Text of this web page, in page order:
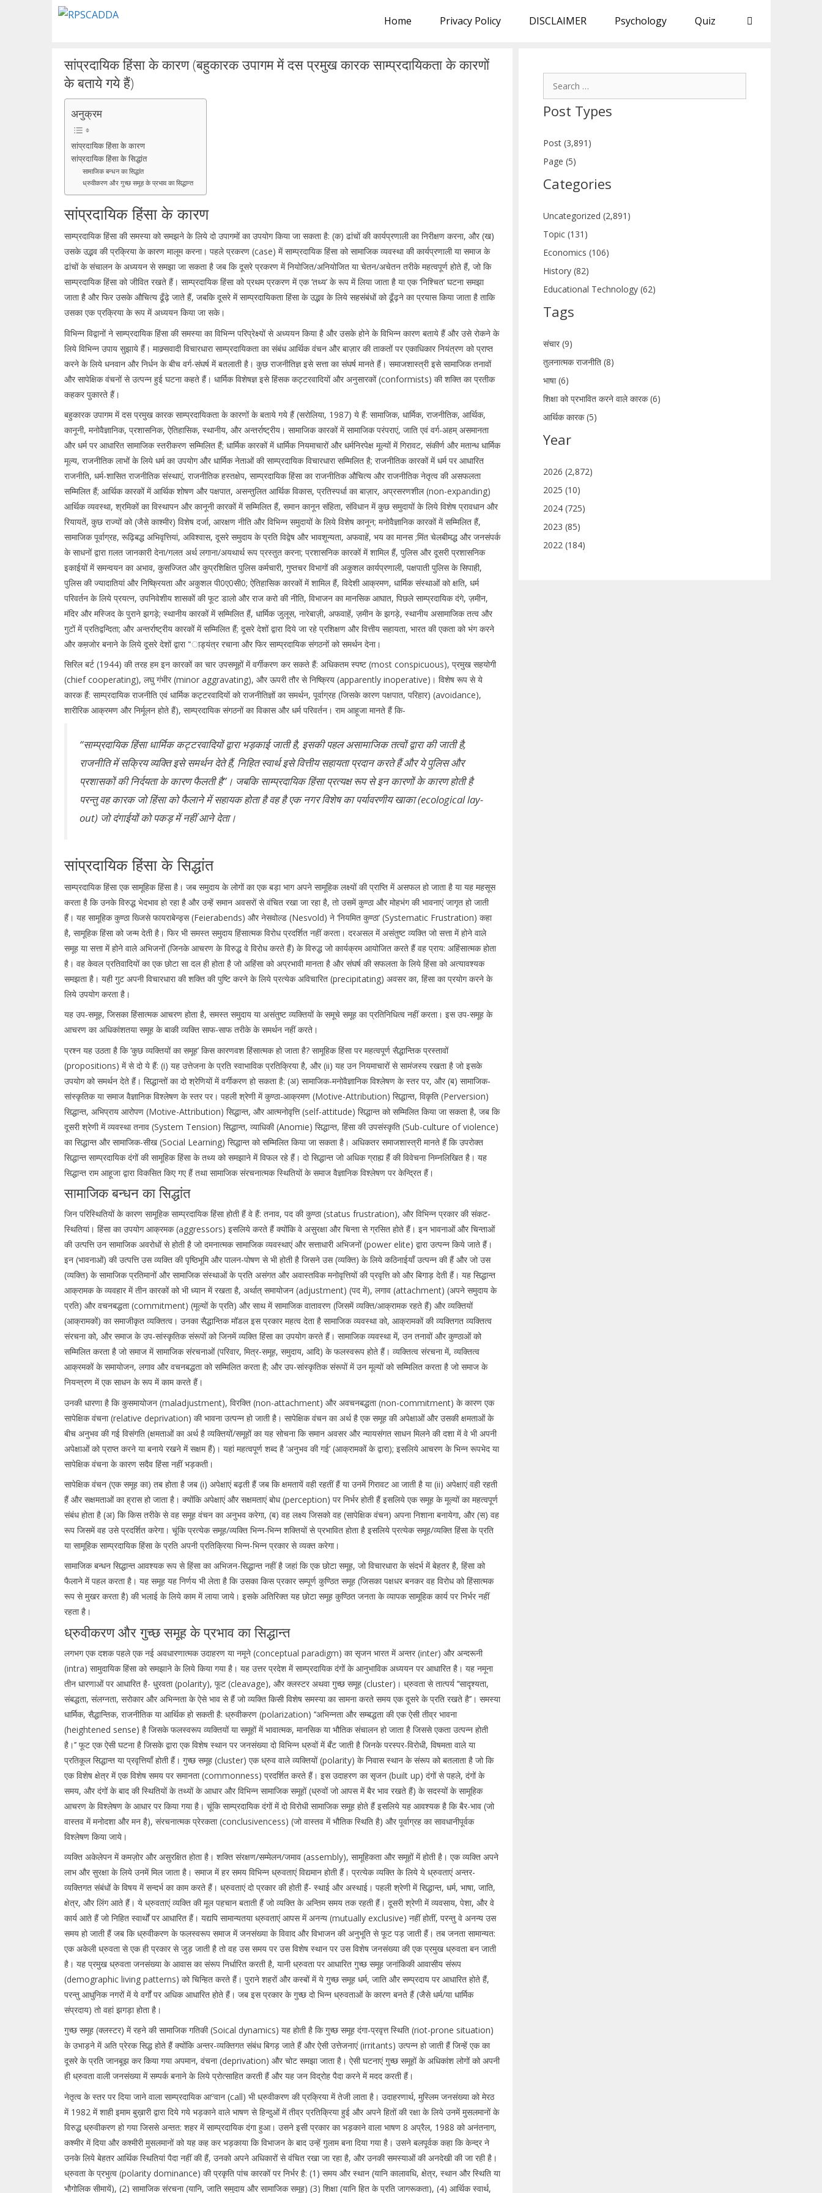
Home Privacy Policy DISCLAIMER Psychology Quiz
सांप्रदायिक हिंसा के कारण (बहुकारक उपागम में दस प्रमुख कारक साम्प्रदायिकता के कारणों
के बताये गये हैं)
अनुक्रम
सांप्रदायिक हिंसा के कारण
सांप्रदायिक हिंसा के सिद्धांत
सामाजिक बन्धन का सिद्धांत
ध्रुवीकरण और गुच्छ समूह के प्रभाव का सिद्धान्त
सांप्रदायिक हिंसा के कारण
साम्प्रदायिक हिंसा की समस्या को समझने के लिये दो उपागमों का उपयोग किया जा सकता है: (क) ढांचों की कार्यप्रणाली का निरीक्षण करना, और (ख)
उसके उद्भव की प्रक्रिया के कारण मालूम करना। पहले प्रकरण (case) में साम्प्रदायिक हिंसा को सामाजिक व्यवस्था की कार्यप्रणाली या समाज के
ढांचों के संचालन के अध्ययन से समझा जा सकता है जब कि दूसरे प्रकरण में नियोजित/अनियोजित या चेतन/अचेतन तरीके महत्वपूर्ण होते हैं, जो कि
साम्प्रदायिक हिंसा को जीवित रखते हैं। साम्प्रदायिक हिंसा को प्रथम प्रकरण में एक ‘तथ्य’ के रूप में लिया जाता है या एक ‘निश्चित’ घटना समझा
जाता है और फिर उसके औचित्य ढूँढ़े जाते हैं, जबकि दूसरे में साम्प्रदायिकता हिंसा के उद्भव के लिये सहसंबंधों को ढूँढ़ने का प्रयास किया जाता है ताकि
उसका एक प्रक्रिया के रूप में अध्ययन किया जा सके।
विभिन्न विद्वानों ने साम्प्रदायिक हिंसा की समस्या का विभिन्न परिप्रेक्ष्यों से अध्ययन किया है और उसके होने के विभिन्न कारण बताये हैं और उसे रोकने के
लिये विभिन्न उपाय सुझाये हैं। माक्र्सवादी विचारधारा साम्प्रदायिकता का संबंध आर्थिक वंचन और बाज़ार की ताकतों पर एकाधिकार नियंत्रण को प्राप्त
करने के लिये धनवान और निर्धन के बीच वर्ग-संघर्ष में बतलाती है। कुछ राजनीतिज्ञ इसे सत्ता का संघर्ष मानते हैं। समाजशास्त्री इसे सामाजिक तनावों
और सापेक्षिक वंचनों से उत्पन्न हुई घटना कहते हैं। धार्मिक विशेषज्ञ इसे हिंसक कट्टरवादियों और अनुसारकों (conformists) की शक्ति का प्रतीक
कहकर पुकारते हैं।
बहुकारक उपागम में दस प्रमुख कारक साम्प्रदायिकता के कारणों के बताये गये हैं (सरोलिया, 1987) ये हैं: सामाजिक, धार्मिक, राजनीतिक, आर्थिक,
कानूनी, मनोवैज्ञानिक, प्रशासनिक, ऐतिहासिक, स्थानीय, और अन्तर्राष्ट्रीय। सामाजिक कारकों में सामाजिक परंपराएं, जाति एवं वर्ग-अहम् असमानता
और धर्म पर आधारित सामाजिक स्तरीकरण सम्मिलित हैं; धार्मिक कारकों में धार्मिक नियमाचारों और धर्मनिरपेक्ष मूल्यों में गिरावट, संकीर्ण और मतान्ध धार्मिक
मूल्य, राजनीतिक लाभों के लिये धर्म का उपयोग और धार्मिक नेताओं की साम्प्रदायिक विचारधारा सम्मिलित है; राजनीतिक कारकों में धर्म पर आधारित
राजनीति, धर्म-शासित राजनीतिक संस्थाएं, राजनीतिक हस्तक्षेप, साम्प्रदायिक हिंसा का राजनीतिक औचित्य और राजनीतिक नेतृत्व की असफलता
सम्मिलित हैं; आर्थिक कारकों में आर्थिक शोषण और पक्षपात, असन्तुलित आर्थिक विकास, प्रतिस्पर्धा का बाज़ार, अप्रसरणशील (non-expanding)
आर्थिक व्यवस्था, श्रमिकों का विस्थापन और कानूनी कारकों में सम्मिलित हैं, समान कानून संहिता, संविधान में कुछ समुदायों के लिये विशेष प्रावधान और
रियायतें, कुछ राज्यों को (जैसे काश्मीर) विशेष दर्जा, आरक्षण नीति और विभिन्न समुदायों के लिये विशेष कानून; मनोवैज्ञानिक कारकों में सम्मिलित हैं,
सामाजिक पूर्वाग्रह, रूढ़िबद्ध अभिवृत्तियां, अविश्वास, दूसरे समुदाय के प्रति विद्वेष और भावशून्यता, अफवाहें, भय का मानस ;मिंत चेलबीमद्ध और जनसंपर्क
के साधनों द्वारा ग़लत जानकारी देना/गलत अर्थ लगाना/अयथार्थ रूप प्रस्तुत करना; प्रशासनिक कारकों में शामिल हैं, पुलिस और दूसरी प्रशासनिक
इकाईयों में समन्वयन का अभाव, कुसज्जित और कुप्रशिक्षित पुलिस कर्मचारी, गुप्तचर विभागों की अकुशल कार्यप्रणाली, पक्षपाती पुलिस के सिपाही,
पुलिस की ज्यादातियां और निष्क्रियता और अकुशल पी0ए0सी0; ऐतिहासिक कारकों में शामिल हैं, विदेशी आक्रमण, धार्मिक संस्थाओं को क्षति, धर्म
परिवर्तन के लिये प्रयत्न, उपनिवेशीय शासकों की फूट डालो और राज करो की नीति, विभाजन का मानसिक आघात, पिछले साम्प्रदायिक दंगे, ज़मीन,
मंदिर और मस्जिद के पुराने झगड़े; स्थानीय कारकों में सम्मिलित हैं, धार्मिक जुलूस, नारेबाज़ी, अफवाहें, ज़मीन के झगड़े, स्थानीय असामाजिक तत्व और
गुटों में प्रतिद्वन्दिता; और अन्तर्राष्ट्रीय कारकों में सम्मिलित हैं; दूसरे देशों द्वारा दिये जा रहे प्रशिक्षण और वित्तीय सहायता, भारत की एकता को भंग करने
और कम़जोर बनाने के लिये दूसरे देशों द्वारा “ाड्यंत्र रचाना और फिर साम्प्रदायिक संगठनों को समर्थन देना।
सिरिल बर्ट (1944) की तरह हम इन कारकों का चार उपसमूहों में वर्गीकरण कर सकते हैं: अधिकतम स्पष्ट (most conspicuous), प्रमुख सहयोगी
(chief cooperating), लघु गंभीर (minor aggravating), और ऊपरी तौर से निष्क्रिय (apparently inoperative)। विशेष रूप से ये
कारक हैं: साम्प्रदायिक राजनीति एवं धार्मिक कट्टरवादियों को राजनीतिज्ञों का समर्थन, पूर्वाग्रह (जिसके कारण पक्षपात, परिहार) (avoidance),
शारीरिक आक्रमण और निर्मूलन होते हैं), साम्प्रदायिक संगठनों का विकास और धर्म परिवर्तन। राम आहूजा मानते हैं कि-
‘‘साम्प्रदायिक हिंसा धार्मिक कट्टरवादियों द्वारा भड़काई जाती है, इसकी पहल असामाजिक तत्वों द्वारा की जाती है,
राजनीति में सक्रिय व्यक्ति इसे समर्थन देते हैं, निहित स्वार्थ इसे वित्तीय सहायता प्रदान करते हैं और ये पुलिस और
प्रशासकों की निर्दयता के कारण फैलती है’’। जबकि साम्प्रदायिक हिंसा प्रत्यक्ष रूप से इन कारणों के कारण होती है
परन्तु वह कारक जो हिंसा को फैलाने में सहायक होता है वह है एक नगर विशेष का पर्यावरणीय खाका (ecological lay-
out) जो दंगाईयों को पकड़ में नहीं आने देता।
सांप्रदायिक हिंसा के सिद्धांत
साम्प्रदायिक हिंसा एक सामूहिक हिंसा है। जब समुदाय के लोगों का एक बड़ा भाग अपने सामूहिक लक्ष्यों की प्राप्ति में असफल हो जाता है या यह महसूस
करता है कि उनके विरुद्ध भेदभाव हो रहा है और उन्हें समान अवसरों से वंचित रखा जा रहा है, तो उसमें कुण्ठा और मोहभंग की भावनाएं जागृत हो जाती
हैं। यह सामूहिक कुण्ठा ख्जिसे फायराबेन्ड्स (Feierabends) और नेसवोल्ड (Nesvold) ने ‘नियमित कुण्ठा’ (Systematic Frustration) कहा
है, सामूहिक हिंसा को जन्म देती है। फिर भी समस्त समुदाय हिंसात्मक विरोध प्रदर्शित नहीं करता। दरअसल में असंतुष्ट व्यक्ति जो सत्ता में होने वाले
समूह या सत्ता में होने वाले अभिजनों (जिनके आचरण के विरुद्ध वे विरोध करते हैं) के विरुद्ध जो कार्यक्रम आयोजित करते हैं वह प्राय: अहिंसात्मक होता
है। वह केवल प्रतिवादियों का एक छोटा सा दल ही होता है जो अहिंसा को अप्रभावी मानता है और संघर्ष की सफलता के लिये हिंसा को अत्यावश्यक
समझता है। यही गुट अपनी विचारधारा की शक्ति की पुष्टि करने के लिये प्रत्येक अविचारित (precipitating) अवसर का, हिंसा का प्रयोग करने के
लिये उपयोग करता है।
यह उप-समूह, जिसका हिंसात्मक आचरण होता है, समस्त समुदाय या असंतुष्ट व्यक्तियों के समूचे समूह का प्रतिनिधित्व नहीं करता। इस उप-समूह के
आचरण का अधिकांशतया समूह के बाकी व्यक्ति साफ-साफ तरीके के समर्थन नहीं करते।
प्रश्न यह उठता है कि ‘कुछ व्यक्तियों का समूह’ किस कारणवश हिंसात्मक हो जाता है? सामूहिक हिंसा पर महत्वपूर्ण सैद्धान्तिक प्रस्तावों
(propositions) में से दो ये हैं: (i) यह उत्तेजना के प्रति स्वाभाविक प्रतिक्रिया है, और (ii) यह उन नियमाचारों से सामंजस्य रखता है जो इसके
उपयोग को समर्थन देते हैं। सिद्धान्तों का दो श्रेणियों में वर्गीकरण हो सकता है: (अ) सामाजिक-मनोवैज्ञानिक विश्लेषण के स्तर पर, और (ब) सामाजिक-
सांस्कृतिक या समाज वैज्ञानिक विश्लेषण के स्तर पर। पहली श्रेणी में कुण्ठा-आक्रमण (Motive-Attribution) सिद्धान्त, विकृति (Perversion)
सिद्धान्त, अभिप्राय आरोपण (Motive-Attribution) सिद्धान्त, और आत्मनोवृत्ति (self-attitude) सिद्धान्त को सम्मिलित किया जा सकता है, जब कि
दूसरी श्रेणी में व्यवस्था तनाव (System Tension) सिद्धान्त, व्याधिकी (Anomie) सिद्धान्त, हिंसा की उपसंस्कृति (Sub-culture of violence)
का सिद्धान्त और सामाजिक-सीख (Social Learning) सिद्धान्त को सम्मिलित किया जा सकता है। अधिकतर समाजशास्त्री मानते हैं कि उपरोक्त
सिद्धान्त साम्प्रदायिक दंगों की सामूहिक हिंसा के तथ्य को समझाने में विफल रहे हैं। दो सिद्धान्त जो अधिक ग्राह्य हैं की विवेचना निम्नलिखित है। यह
सिद्धान्त राम आहूजा द्वारा विकसित किए गए हैं तथा सामाजिक संरचनात्मक स्थितियों के समाज वैज्ञानिक विश्लेषण पर केन्द्रित हैं।
सामाजिक बन्धन का सिद्धांत
जिन परिस्थितियों के कारण सामूहिक साम्प्रदायिक हिंसा होती हैं वे हैं: तनाव, पद की कुण्ठा (status frustration), और विभिन्न प्रकार की संकट-
स्थितियां। हिंसा का उपयोग आक्रमक (aggressors) इसलिये करते हैं क्योंकि वे असुरक्षा और चिन्ता से ग्रसित होते हैं। इन भावनाओं और चिन्ताओं
की उत्पत्ति उन सामाजिक अवरोधों से होती है जो दमनात्मक सामाजिक व्यवस्थाएं और सत्ताधारी अभिजनों (power elite) द्वारा उत्पन्न किये जाते हैं।
इन (भावनाओं) की उत्पत्ति उस व्यक्ति की पृष्ठिभूमि और पालन-पोषण से भी होती है जिसने उस (व्यक्ति) के लिये कठिनाईयाँ उत्पन्न की हैं और जो उस
(व्यक्ति) के सामाजिक प्रतिमानों और सामाजिक संस्थाओं के प्रति असंगत और अवास्तविक मनोवृत्तियों की प्रवृत्ति को और बिगाड़ देती हैं। यह सिद्धान्त
आक्रामक के व्यवहार में तीन कारकों को भी ध्यान में रखता है, अर्थात् समायोजन (adjustment) (पद में), लगाव (attachment) (अपने समुदाय के
प्रति) और वचनबद्धता (commitment) (मूल्यों के प्रति) और साथ में सामाजिक वातावरण (जिसमें व्यक्ति/आक्रामक रहते हैं) और व्यक्तियों
(आक्रामकों) का समाजीकृत व्यक्तित्व। उनका सैद्धान्तिक मॉडल इस प्रकार महत्व देता है सामाजिक व्यवस्था को, आक्रामकों की व्यक्तिगत व्यक्तित्व
संरचना को, और समाज के उप-सांस्कृतिक संरूपों को जिनमें व्यक्ति हिंसा का उपयोग करते हैं। सामाजिक व्यवस्था में, उन तनावों और कुण्ठाओं को
सम्मिलित करता है जो समाज में सामाजिक संरचनाओं (परिवार, मित्र-समूह, समुदाय, आदि) के फलस्वरूप होते हैं। व्यक्तित्व संरचना में, व्यक्तित्व
आक्रमकों के समायोजन, लगाव और वचनबद्धता को सम्मिलित करता है; और उप-सांस्कृतिक संरूपों में उन मूल्यों को सम्मिलित करता है जो समाज के
नियन्त्रण में एक साधन के रूप में काम करते हैं।
उनकी धारणा है कि कुसमायोजन (maladjustment), विरक्ति (non-attachment) और अवचनबद्धता (non-commitment) के कारण एक
सापेक्षिक वंचना (relative deprivation) की भावना उत्पन्न हो जाती है। सापेक्षिक वंचन का अर्थ है एक समूह की अपेक्षाओं और उसकी क्षमताओं के
बीच अनुभव की गई विसंगति (क्षमताओं का अर्थ है व्यक्तियों/समूहों का यह सोचना कि समान अवसर और न्यायसंगत साधन मिलने की दशा में वे भी अपनी
अपेक्षाओं को प्राप्त करने या बनाये रखने में सक्षम हैं)। यहां महत्वपूर्ण शब्द है ‘अनुभव की गई’ (आक्रामकों के द्वारा); इसलिये आचरण के भिन्न रूपभेद या
सापेक्षिक वंचना के कारण सदैव हिंसा नहीं भड़कती।
सापेक्षिक वंचन (एक समूह का) तब होता है जब (i) अपेक्षाएं बढ़ती हैं जब कि क्षमतायें वही रहतीं हैं या उनमें गिरावट आ जाती है या (ii) अपेक्षाएं वही रहती
हैं और सक्षमताओं का ह्रास हो जाता है। क्योंकि अपेक्षाएं और सक्षमताएं बोध (perception) पर निर्भर होती हैं इसलिये एक समूह के मूल्यों का महत्वपूर्ण
संबंध होता है (अ) कि किस तरीके से वह समूह वंचन का अनुभव करेगा, (ब) वह लक्ष्य जिसको वह (सापेक्षिक वंचन) अपना निशाना बनायेगा, और (स) वह
रूप जिसमें वह उसे प्रदर्शित करेगा। चूंकि प्रत्येक समूह/व्यक्ति भिन्न-भिन्न शक्तियों से प्रभावित होता है इसलिये प्रत्येक समूह/व्यक्ति हिंसा के प्रति
या सामूहिक साम्प्रदायिक हिंसा के प्रति अपनी प्रतिक्रिया भिन्न-भिन्न प्रकार से व्यक्त करेगा।
सामाजिक बन्धन सिद्धान्त आवश्यक रूप से हिंसा का अभिजन-सिद्धान्त नहीं है जहां कि एक छोटा समूह, जो विचारधारा के संदर्भ में बेहतर है, हिंसा को
फैलाने में पहल करता है। यह समूह यह निर्णय भी लेता है कि उसका किस प्रकार सम्पूर्ण कुण्ठित समूह (जिसका पक्षधर बनकर वह विरोध को हिंसात्मक
रूप से मुखर करता है) की भलाई के लिये काम में लाया जाये। इसके अतिरिक्त यह छोटा समूह कुण्ठित जनता के व्यापक सामूहिक कार्य पर निर्भर नहीं
रहता है।
ध्रुवीकरण और गुच्छ समूह के प्रभाव का सिद्धान्त
लगभग एक दशक पहले एक नई अवधारणात्मक उदाहरण या नमूने (conceptual paradigm) का सृजन भारत में अन्तर (inter) और अन्दरूनी
(intra) सामुदायिक हिंसा को समझाने के लिये किया गया है। यह उत्तर प्रदेश में साम्प्रदायिक दंगों के आनुभाविक अध्ययन पर आधारित है। यह नमूना
तीन धारणाओं पर आधारित है- धु्रवता (polarity), फूट (cleavage), और क्लस्टर अथवा गुच्छ समूह (cluster)। ध्रुवता से तात्पर्य ‘‘सादृश्यता,
संबद्धता, संलग्नता, सरोकार और अभिन्नता के ऐसे भाव से हैं जो व्यक्ति किसी विशेष समस्या का सामना करते समय एक दूसरे के प्रति रखते है’’। समस्या
धार्मिक, सैद्धान्तिक, राजनीतिक या आर्थिक हो सकती है: ध्रुवीकरण (polarization) ‘‘अभिन्नता और सम्बद्धता की एक ऐसी तीव्र भावना
(heightened sense) है जिसके फलस्वरूप व्यक्तियों या समूहों में भावात्मक, मानसिक या भौतिक संचालन हो जाता है जिससे एकता उत्पन्न होती
है।’’ फूट एक ऐसी घटना है जिसके द्वारा एक विशेष स्थान पर जनसंख्या दो विभिन्न ध्रुवों में बँट जाती है जिनके परस्पर-विरोधी, विषमता वाले या
प्रतिकूल सिद्धान्त या प्रवृत्तियाँ होती हैं। गुच्छ समूह (cluster) एक ध्रुव वाले व्यक्तियों (polarity) के निवास स्थान के संरूप को बतलाता है जो कि
एक विशेष क्षेत्र में एक विशेष समय पर समानता (commonness) प्रदर्शित करते हैं। इस उदाहरण का सृजन (built up) दंगों से पहले, दंगों के
समय, और दंगों के बाद की स्थितियों के तथ्यों के आधार और विभिन्न सामाजिक समूहों (ध्रुवों जो आपस में बैर भाव रखते हैं) के सदस्यों के सामूहिक
आचरण के विश्लेषण के आधार पर किया गया है। चूंकि साम्प्रदायिक दंगों में दो विरोधी सामाजिक समूह होते हैं इसलिये यह आवश्यक है कि बैर-भाव (जो
वास्तव में मनोदशा और मन है), संरचनात्मक प्रेरकता (conclusivencess) (जो वास्तव में भौतिक स्थिति है) और पूर्वाग्रह का सावधानीपूर्वक
विश्लेषण किया जाये।
व्यक्ति अकेलेपन में कमज़ोर और असुरक्षित होता है। शक्ति संरक्षण/सम्मेलन/जमाव (assembly), सामूहिकता और समूहों में होती है। एक व्यक्ति अपने
लाभ और सुरक्षा के लिये उनमें मिल जाता है। समाज में हर समय विभिन्न ध्रुवताएं विद्यमान होती हैं। प्रत्येक व्यक्ति के लिये ये ध्रुवताएं अन्तर-
व्यक्तिगत संबंधों के विषय में सन्दर्भ का काम करते हैं। ध्रुवताएं दो प्रकार की होती हैं- स्थाई और अस्थाई। पहली श्रेणी में सिद्धान्त, धर्म, भाषा, जाति,
क्षेत्र, और लिंग आते हैं। ये ध्रुवताएं व्यक्ति की मूल पहचान बताती हैं जो व्यक्ति के अन्तिम समय तक रहती हैं। दूसरी श्रेणी में व्यवसाय, पेशा, और वे
कार्य आते हैं जो निहित स्वार्थों पर आधारित हैं। यद्यपि सामान्यतया ध्रुवताएं आपस में अनन्य (mutually exclusive) नहीं होतीं, परन्तु वे अनन्य उस
समय हो जाती हैं जब कि ध्रुवीकरण के फलस्वरूप समाज में जनसंख्या के विवाद और विभाजन की अनुभूति से फूट पड़ जाती हैं। तब जनता सामान्यत:
एक अकेली ध्रुवता से एक ही प्रकार से जुड़ जाती है तो वह उस समय पर उस विशेष स्थान पर उस विशेष जनसंख्या की एक प्रमुख ध्रुवता बन जाती
है। यह प्रमुख ध्रुवता जनसंख्या के आवास का संरूप निर्धारित करती है, यानी ध्रुवता पर आधारित गुच्छ समूह जनांकिकी आवासीय संरूप
(demographic living patterns) को चिन्हित करते हैं। पुराने शहरों और कस्बों में ये गुच्छ समूह धर्म, जाति और सम्प्रदाय पर आधारित होते हैं,
परन्तु आधुनिक नगरों में ये वर्गों पर अधिक आधारित होते हैं। जब इस प्रकार के गुच्छ दो भिन्न ध्रुवताओं के कारण बनते हैं (जैसे धर्म/या धार्मिक
संप्रदाय) तो वहां झगड़ा होता है।
गुच्छ समूह (क्लस्टर) में रहने की सामाजिक गतिकी (Soical dynamics) यह होती है कि गुच्छ समूह दंगा-प्रवृत्त स्थिति (riot-prone situation)
के उभाड़ने में अति प्रेरक सिद्ध होते हैं क्योंकि अन्तर-व्यक्तिगत संबंध बिगड़ जाते हैं और ऐसी उत्तेजनाएं (irritants) उत्पन्न हो जाती हैं जिन्हें एक का
दूसरे के प्रति जानबूझ कर किया गया अपमान, वंचना (deprivation) और चोट समझा जाता है। ऐसी घटनाएं गुच्छ समूहों के अधिकांश लोगों को अपनी
ही ध्रुवता वाली जनसंख्या में सम्पर्क बनाने के लिये प्रोत्साहित करती हैं और यह जन विद्रोह पैदा करने में मदद करती हैं।
नेतृत्व के स्तर पर दिया जाने वाला साम्प्रदायिक आºवान (call) भी ध्रुवीकरण की प्रक्रिया में तेजी लाता है। उदाहरणार्थ, मुस्लिम जनसंख्या को मेरठ
में 1982 में शाही इमाम बुख़ारी द्वारा दिये गये भड़काने वाले भाषण से हिन्दुओं में तीव्र प्रतिक्रिया हुई और अपने हितों की रक्षा के लिये उनमें मुसलमानों के
विरुद्ध ध्रुवीकरण हो गया जिससे अन्तत: शहर में साम्प्रदायिक दंगा हुआ। उसने इसी प्रकार का भड़काने वाला भाषण 8 अप्रैल, 1988 को अनंतनाग,
कश्मीर में दिया और कश्मीरी मुसलमानों को यह कह कर भड़काया कि विभाजन के बाद उन्हें गुलाम बना दिया गया है। उसने बलपूर्वक कहा कि केन्द्र ने
उनके लिये बेहतर आर्थिक स्थितियां पैदा नहीं की हैं, उनको अपने अधिकारों से वंचित रखा जा रहा है, और उनकी समस्याओं की अनदेखी की जा रही है।
ध्रुवता के प्रभुत्व (polarity dominance) की प्रकृति पांच कारकों पर निर्भर है: (1) समय और स्थान (यानि कालावधि, क्षेत्र, स्थान और स्थिति या
भौगोलिक सीमायें), (2) सामाजिक संरचना (यानि, जाति समुदाय और सामाजिक समूह) (3) शिक्षा (यानि हित के प्रति जागरूकता), (4) आर्थिक स्वार्थ,
Post Types
Post (3,891)
Page (5)
Categories
Uncategorized (2,891)
Topic (131)
Economics (106)
History (82)
Educational Technology (62)
Tags
संचार (9)
तुलनात्मक राजनीति (8)
भाषा (6)
शिक्षा को प्रभावित करने वाले कारक (6)
आर्थिक कारक (5)
Year
2026 (2,872)
2025 (10)
2024 (725)
2023 (85)
2022 (184)